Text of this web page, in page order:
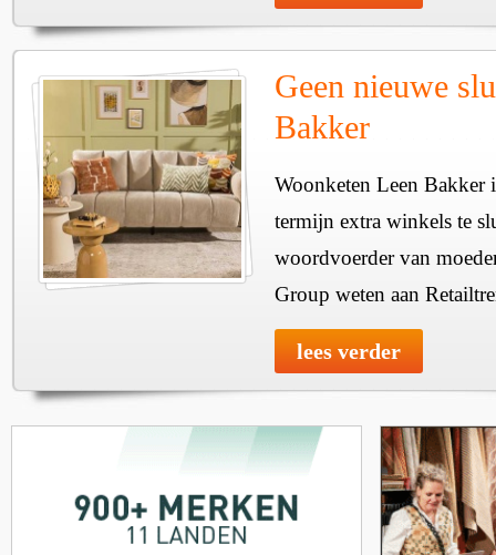
Geen nieuwe
Bakker
Woonketen Leen Bakker
termijn extra winkels te
woordvoerder van
Group weten aan
lees verder